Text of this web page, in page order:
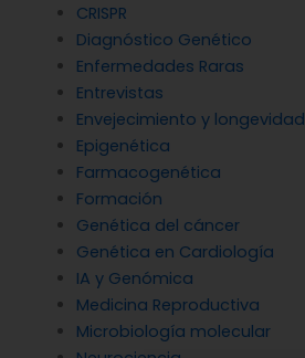
CRISPR
Diagnóstico Genético
Enfermedades Raras
Entrevistas
Envejecimiento y longevidad
Epigenética
Farmacogenética
Formación
Genética del cáncer
Genética en Cardiología
IA y Genómica
Medicina Reproductiva
Microbiología molecular